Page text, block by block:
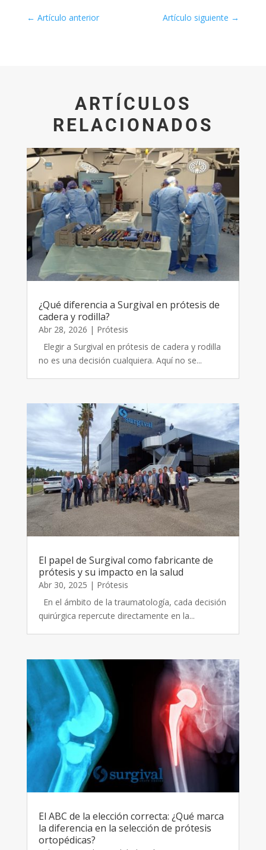
← Artículo anterior Artículo siguiente →
ARTÍCULOS
RELACIONADOS
¿Qué diferencia a Surgival en prótesis de
cadera y rodilla?
Abr 28, 2026 | Prótesis
Elegir a Surgival en prótesis de cadera y rodilla
no es una decisión cualquiera. Aquí no se...
El papel de Surgival como fabricante de
prótesis y su impacto en la salud
Abr 30, 2025 | Prótesis
En el ámbito de la traumatología, cada decisión
quirúrgica repercute directamente en la...
El ABC de la elección correcta: ¿Qué marca
la diferencia en la selección de prótesis
ortopédicas?